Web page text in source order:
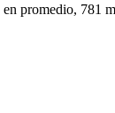
promedio,